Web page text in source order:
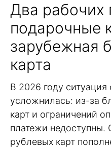
Два рабочих
подарочные
зарубежная
карта
В 2026 году ситуация
усложнилась: из-за
карт и ограничений
платежи недоступны.
рублевых карт